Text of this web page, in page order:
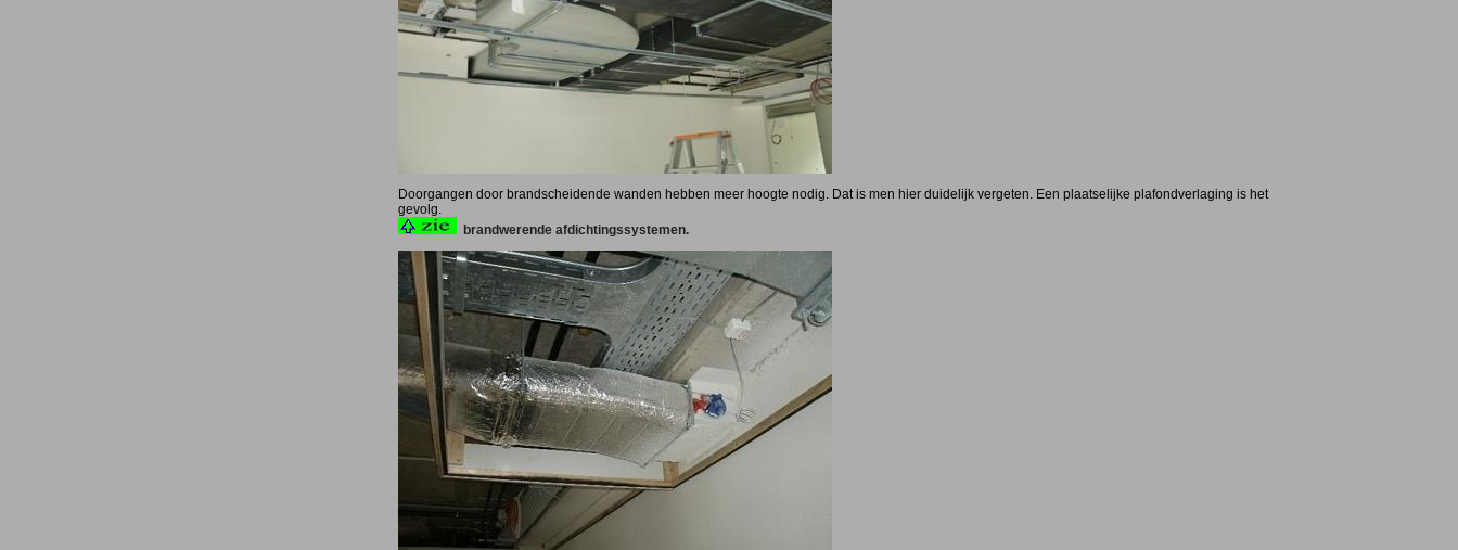
Doorgangen door brandscheidende wanden hebben meer hoogte nodig. Dat is men hier duidelijk vergeten. Een plaatselijke plafondverlaging is het
gevolg.
brandwerende afdichtingssystemen.